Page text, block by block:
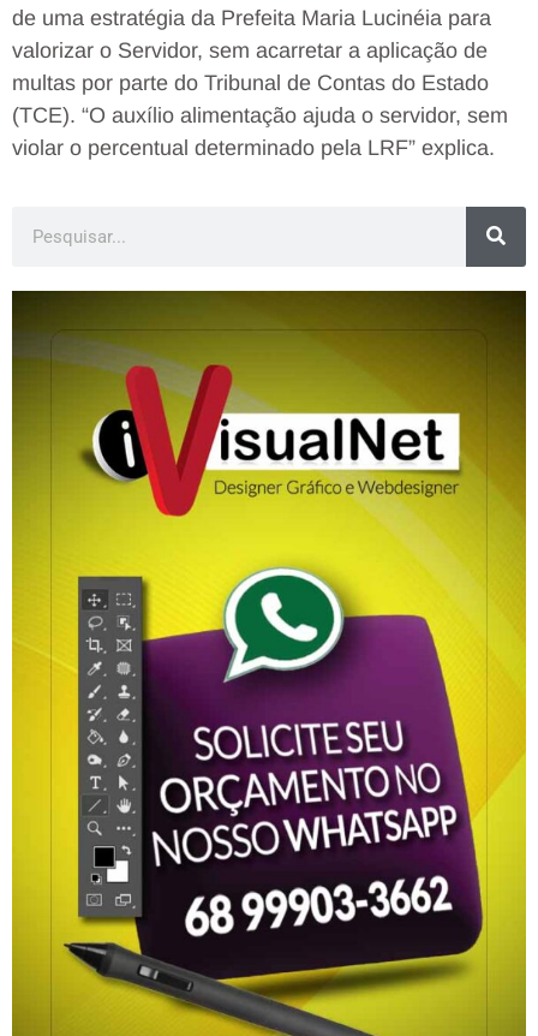
de uma estratégia da Prefeita Maria Lucinéia para
valorizar o Servidor, sem acarretar a aplicação de
multas por parte do Tribunal de Contas do Estado
(TCE). “O auxílio alimentação ajuda o servidor, sem
violar o percentual determinado pela LRF” explica.